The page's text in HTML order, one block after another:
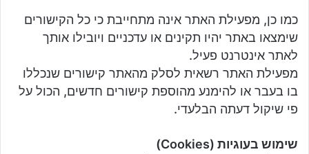
כמו כן, מפעילת האתר אינה מתחייבת כי כל הקישורים
שימצאו באתר יהיו תקינים או עדכניים ויובילו אותך
לאתר אינטרנט פעיל.
מפעילת האתר רשאית לסלק מהאתר קישורים שנכללו
בו בעבר או להימנע מהוספת קישורים חדשים, הכול על
פי שיקול דעתה הבלעדי.
שימוש בעוגיות (Cookies)